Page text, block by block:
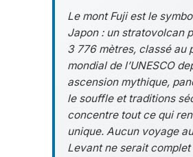
Le mont Fuji est le
Japon : un stratovolcan
3 776 mètres, classé au
mondial de l’UNESCO
ascension mythique,
le souffle et traditions
concentre tout ce qui
unique. Aucun voyage
Levant ne serait complet